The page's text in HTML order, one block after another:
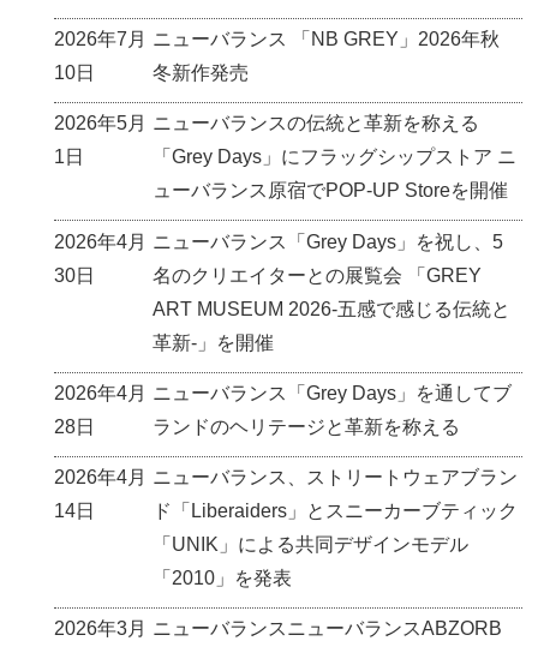
ニューバランス 「NB GREY」2026年秋
冬新作発売
2026年7月
10日
ニューバランスの伝統と革新を称える
「Grey Days」にフラッグシップストア ニ
ューバランス原宿でPOP-UP Storeを開催
2026年5月
1日
ニューバランス「Grey Days」を祝し、5
名のクリエイターとの展覧会 「GREY
ART MUSEUM 2026-五感で感じる伝統と
革新‐」を開催
2026年4月
30日
ニューバランス「Grey Days」を通してブ
ランドのヘリテージと革新を称える
2026年4月
28日
ニューバランス、ストリートウェアブラン
ド「Liberaiders」とスニーカーブティック
「UNIK」による共同デザインモデル
「2010」を発表
2026年4月
14日
ニューバランスニューバランスABZORB
2026年3月